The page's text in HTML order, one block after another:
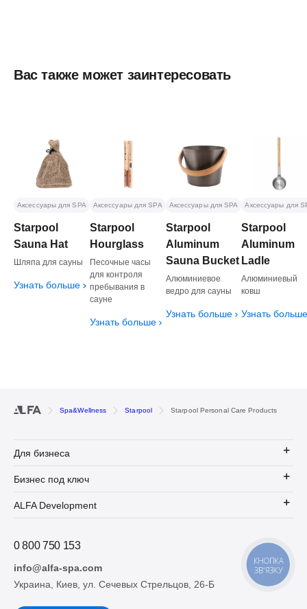
Вас также может заинтересовать
Starpool
Sauna Hat
Шляпа для сауны
Узнать больше
Аксессуары для SPA
Starpool
Hourglass
Песочные часы
для контроля
пребывания в
сауне
Узнать больше
Аксессуары для SPA
Starpool
Aluminum
Sauna Bucket
Алюминиевое
ведро для сауны
Узнать больше
Аксессуары для SPA
Starpool
Aluminum
Ladle
Алюминиевый
ковш
Узнать
Аксессуары для
Spa&Wellness Starpool Starpool Personal Care Products
Для бизнеса
Бизнес под ключ
ALFA Development
0 800 750 153
info@alfa-spa.com
Украина, Киев, ул. Сечевых Стрельцов, 26-Б
КНОПКА
ЗВ'ЯЗКУ